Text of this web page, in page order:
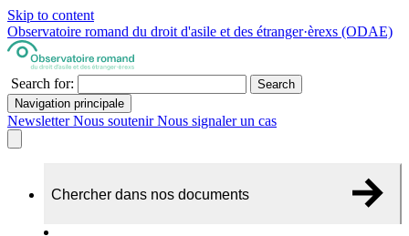
Skip to content
Observatoire romand du droit d'asile et des étranger·èrexs (ODAE)
Search for:
Search
Navigation principale
NewsletterNous soutenirNous signaler un cas
Chercher dans nos documents